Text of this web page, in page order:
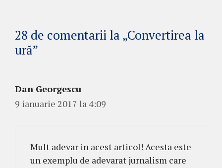
28 de comentarii la „Convertirea la
ură”
Dan Georgescu
9 ianuarie 2017 la 4:09
Mult adevar in acest articol! Acesta este
un exemplu de adevarat jurnalism care